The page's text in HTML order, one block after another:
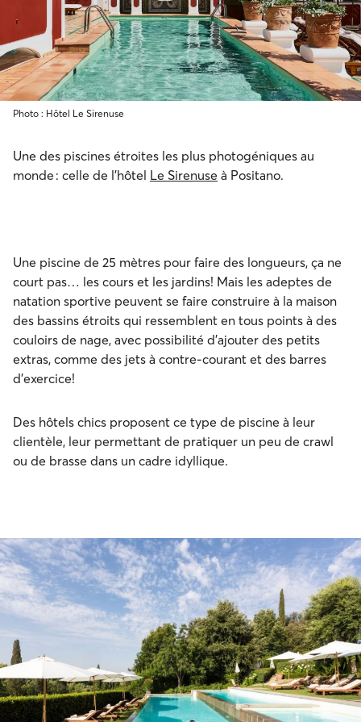
Photo : Hôtel Le Sirenuse
Une des piscines étroites les plus photogéniques au
monde : celle de l’hôtel Le Sirenuse à Positano.
Une piscine de 25 mètres pour faire des longueurs, ça ne
court pas… les cours et les jardins! Mais les adeptes de
natation sportive peuvent se faire construire à la maison
des bassins étroits qui ressemblent en tous points à des
couloirs de nage, avec possibilité d’ajouter des petits
extras, comme des jets à contre-courant et des barres
d’exercice!
Des hôtels chics proposent ce type de piscine à leur
clientèle, leur permettant de pratiquer un peu de crawl
ou de brasse dans un cadre idyllique.